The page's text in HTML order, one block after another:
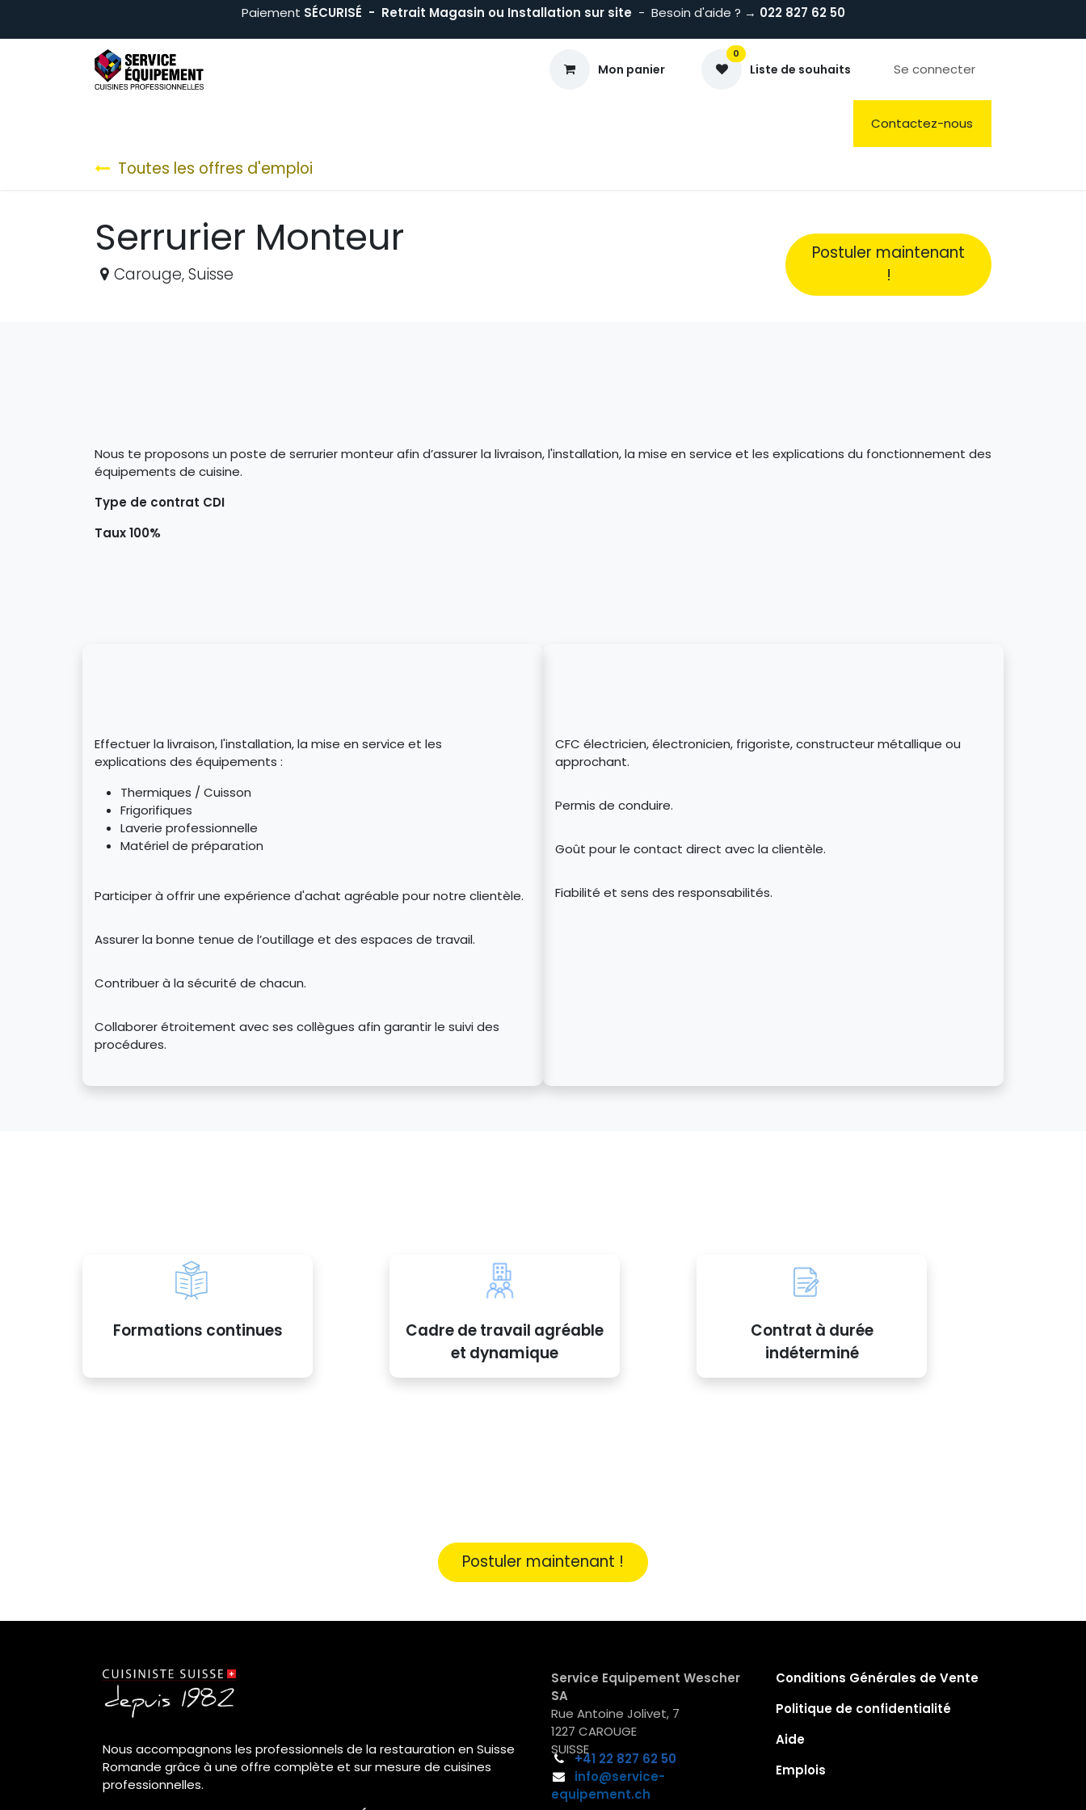
Paiement SÉCURISÉ - Retrait Magasin ou Installation sur site- Besoin d'aide ? → 022 827 62 50
Mon panier
0
Liste de souhaits Se connecter
Hygiène & LaverieContactez-nous
Toutes les offres d'emploi
Serrurier Monteur
Carouge,Suisse
Postuler maintenant
!
Nous te proposons un poste de serrurier monteur afin d’assurer la livraison, l'installation, la mise en service et les explications du fonctionnement des
équipements de cuisine.
Type de contrat CDI
Taux 100%
Effectuer la livraison, l'installation, la mise en service et les
explications des équipements :
​Thermiques / Cuisson
​Frigorifiques
​Laverie professionnelle
Matériel de préparation
Participer à offrir une expérience d'achat agréable pour notre clientèle.
Assurer la bonne tenue de l’outillage et des espaces de travail.
Contribuer à la sécurité de chacun.
Collaborer étroitement avec ses collègues afin garantir le suivi des
procédures.
CFC électricien, électronicien, frigoriste, constructeur métallique ou
approchant.
Permis de conduire.
Goût pour le contact direct avec la clientèle.
Fiabilité et sens des responsabilités.
Formations continues
Cadre de travail agréable
et dynamique
Contrat à durée
indéterminé
Postuler maintenant !
Nous accompagnons les professionnels de la restauration en Suisse
Romande grâce à une offre complète et sur mesure de cuisines
professionnelles.
+41 22 827 62 50
info@service-
equipement.ch​
Service Equipement Wescher
SA
Rue Antoine Jolivet, 7
1227 CAROUGE
SUISSE
Conditions Générales de Vente
Politique de confidentialité
Aide
Emplois